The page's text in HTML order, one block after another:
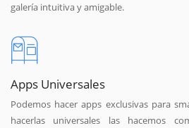
galería intuitiva y amigable.
Apps Universales
Podemos hacer apps exclusivas para
hacerlas universales las hacemos